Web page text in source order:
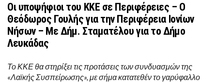
Οι υποψήφιοι του ΚΚΕ σε Περιφέρειες – Ο
Θεόδωρος Γουλής για την Περιφέρεια Ιονίων
Νήσων – Με Δήμ. Σταματέλου για το Δήμο
Λευκάδας
Το ΚΚΕ θα στηρίξει τις προτάσεις των συνδυασμών της
«Λαϊκής Συσπείρωσης», με σήμα κατατεθέν το γαρύφαλλο